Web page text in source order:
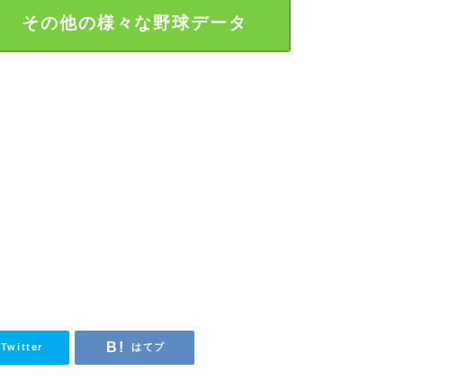
その他の様々な野球データ
Twitter はてブ